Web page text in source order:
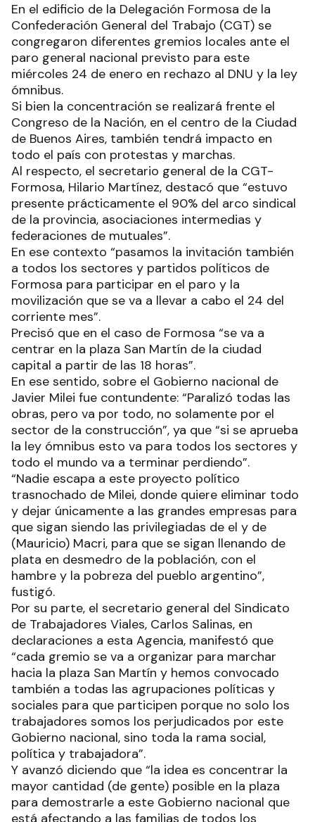
En el edificio de la Delegación Formosa de la
Confederación General del Trabajo (CGT) se
congregaron diferentes gremios locales ante el
paro general nacional previsto para este
miércoles 24 de enero en rechazo al DNU y la ley
ómnibus.
Si bien la concentración se realizará frente el
Congreso de la Nación, en el centro de la Ciudad
de Buenos Aires, también tendrá impacto en
todo el país con protestas y marchas.
Al respecto, el secretario general de la CGT-
Formosa, Hilario Martínez, destacó que “estuvo
presente prácticamente el 90% del arco sindical
de la provincia, asociaciones intermedias y
federaciones de mutuales”.
En ese contexto “pasamos la invitación también
a todos los sectores y partidos políticos de
Formosa para participar en el paro y la
movilización que se va a llevar a cabo el 24 del
corriente mes”.
Precisó que en el caso de Formosa “se va a
centrar en la plaza San Martín de la ciudad
capital a partir de las 18 horas”.
En ese sentido, sobre el Gobierno nacional de
Javier Milei fue contundente: “Paralizó todas las
obras, pero va por todo, no solamente por el
sector de la construcción”, ya que “si se aprueba
la ley ómnibus esto va para todos los sectores y
todo el mundo va a terminar perdiendo”.
“Nadie escapa a este proyecto político
trasnochado de Milei, donde quiere eliminar todo
y dejar únicamente a las grandes empresas para
que sigan siendo las privilegiadas de el y de
(Mauricio) Macri, para que se sigan llenando de
plata en desmedro de la población, con el
hambre y la pobreza del pueblo argentino”,
fustigó.
Por su parte, el secretario general del Sindicato
de Trabajadores Viales, Carlos Salinas, en
declaraciones a esta Agencia, manifestó que
“cada gremio se va a organizar para marchar
hacia la plaza San Martín y hemos convocado
también a todas las agrupaciones políticas y
sociales para que participen porque no solo los
trabajadores somos los perjudicados por este
Gobierno nacional, sino toda la rama social,
política y trabajadora”.
Y avanzó diciendo que “la idea es concentrar la
mayor cantidad (de gente) posible en la plaza
para demostrarle a este Gobierno nacional que